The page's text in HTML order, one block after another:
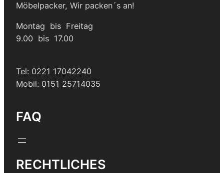
Möbelpacker, Wir packen´s an!
Montag bis Freitag
9.00 bis 17.00
Tel: 0221 17042240
Mobil: 0151 25714035
FAQ
RECHTLICHES